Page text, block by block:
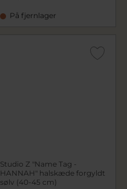
På fjernlager
Studio Z "Name Tag -
HANNAH" halskæde forgyldt
sølv (40-45 cm)